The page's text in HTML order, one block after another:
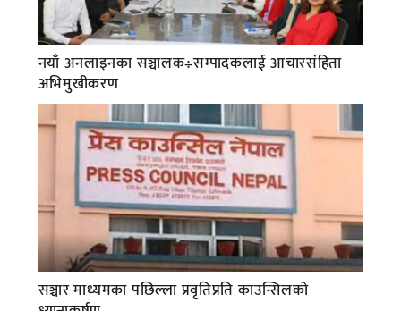
नयाँ अनलाइनका सञ्चालक÷सम्पादकलाई आचारसंहिता
अभिमुखीकरण
सञ्चार माध्यमका पछिल्ला प्रवृतिप्रति काउन्सिलको